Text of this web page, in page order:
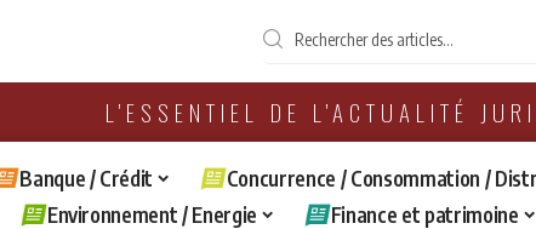
L'ESSENTIEL DE L'ACTUALITÉ
Banque / Crédit Concurrence / Consommation /
Environnement / Energie Finance et patrimoine